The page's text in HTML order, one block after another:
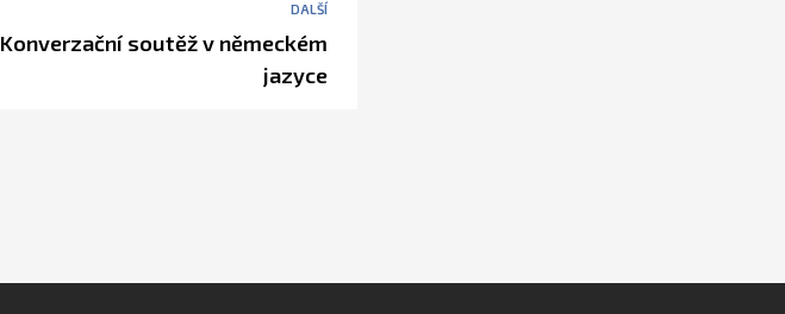
DALŠÍ
Konverzační soutěž v německém
jazyce